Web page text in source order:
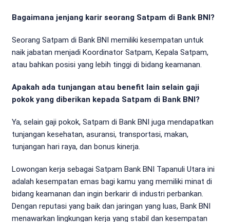
Bagaimana jenjang karir seorang Satpam di Bank BNI?
Seorang Satpam di Bank BNI memiliki kesempatan untuk
naik jabatan menjadi Koordinator Satpam, Kepala Satpam,
atau bahkan posisi yang lebih tinggi di bidang keamanan.
Apakah ada tunjangan atau benefit lain selain gaji
pokok yang diberikan kepada Satpam di Bank BNI?
Ya, selain gaji pokok, Satpam di Bank BNI juga mendapatkan
tunjangan kesehatan, asuransi, transportasi, makan,
tunjangan hari raya, dan bonus kinerja.
Lowongan kerja sebagai Satpam Bank BNI Tapanuli Utara ini
adalah kesempatan emas bagi kamu yang memiliki minat di
bidang keamanan dan ingin berkarir di industri perbankan.
Dengan reputasi yang baik dan jaringan yang luas, Bank BNI
menawarkan lingkungan kerja yang stabil dan kesempatan